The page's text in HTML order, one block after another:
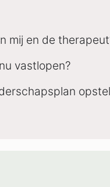
mij en de
vastlopen?